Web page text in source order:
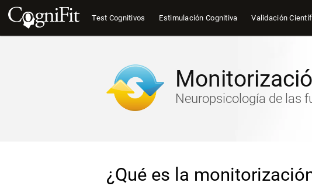
Test Cognitivos Estimulación Cognitiva Validación
Neuropsicología de las
¿Qué es la